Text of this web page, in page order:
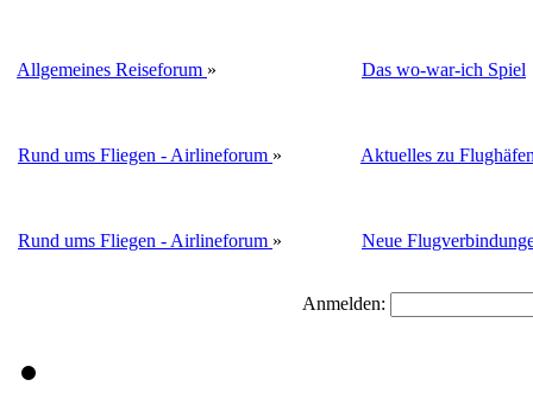
Allgemeines Reiseforum » Das wo-war-ich Spiel
Rund ums Fliegen - Airlineforum » Aktuelles zu
Rund ums Fliegen - Airlineforum » Neue
Anmelden: